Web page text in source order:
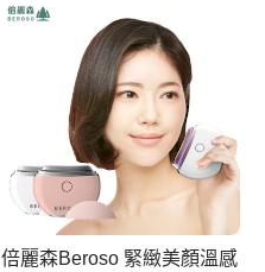
倍麗森Beroso 緊緻美顏溫感